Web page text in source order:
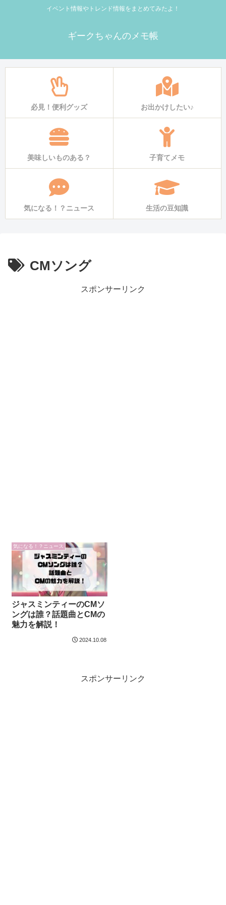
イベント情報やトレンド情報をまとめてみたよ！
ギークちゃんのメモ帳
必見！便利グッズ お出かけしたい♪
美味しいものある？ 子育てメモ
気になる！？ニュース 生活の豆知識
CMソング
スポンサーリンク
気になる！？ニュース
ジャスミンティーのCMソ
ングは誰？話題曲とCMの
魅力を解説！
2024.10.08
スポンサーリンク